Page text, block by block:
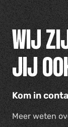
t
WIJ
JIJ
Kom in
Meer weten